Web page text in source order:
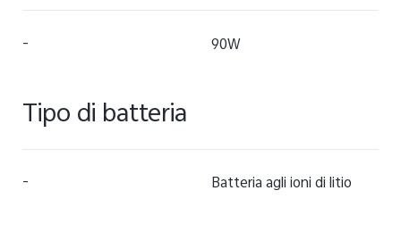
- 90W
Tipo di batteria
- Batteria agli ioni di litio